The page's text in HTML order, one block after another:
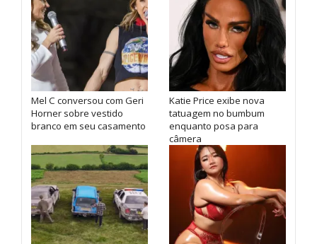
Mel C conversou com Geri
Horner sobre vestido
branco em seu casamento
Katie Price exibe nova
tatuagem no bumbum
enquanto posa para
câmera